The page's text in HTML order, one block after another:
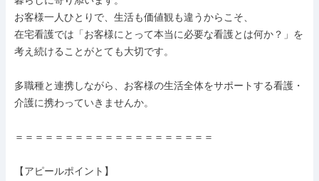
お客様一人ひとりで、生活も価値観も違うからこそ、
在宅看護では「お客様にとって本当に必要な看護とは何か？」を
考え続けることがとても大切です。
多職種と連携しながら、お客様の生活全体をサポートする看護・
介護に携わっていきませんか。
＝＝＝＝＝＝＝＝＝＝＝＝＝＝＝＝＝＝＝＝
【アピールポイント】